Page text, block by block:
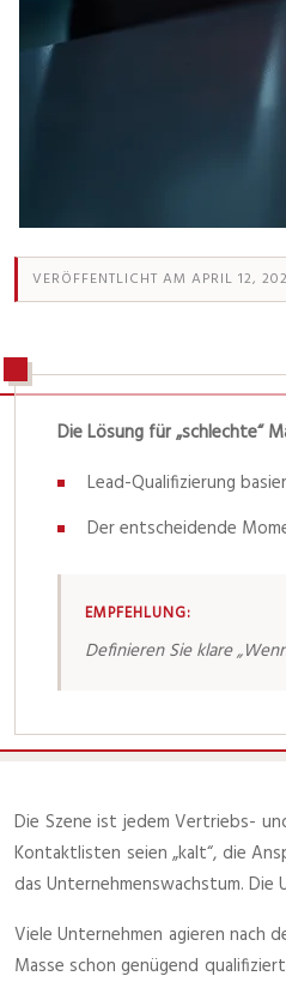
VERÖFFENTLICHT AM APRIL 12,
Die Lösung für „schlechte“
Lead-Qualifizierung
Der entscheidende
EMPFEHLUNG:
Definieren Sie klare
Die Szene ist jedem Vertriebs-
Kontaktlisten seien „kalt“, die
das Unternehmenswachstum.
Viele Unternehmen agieren nach
Masse schon genügend